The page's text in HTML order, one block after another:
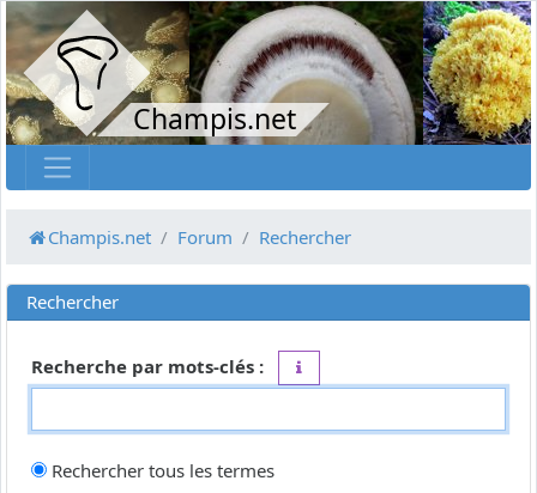
Champis.net
Champis.net Forum Rechercher
Rechercher
Recherche par mots-clés :
Rechercher tous les termes